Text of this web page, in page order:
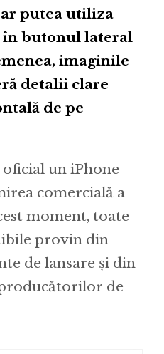
putea utiliza
butonul lateral
imaginile
detalii clare
de pe
un iPhone
comercială a
moment, toate
provin din
de lansare și din
de